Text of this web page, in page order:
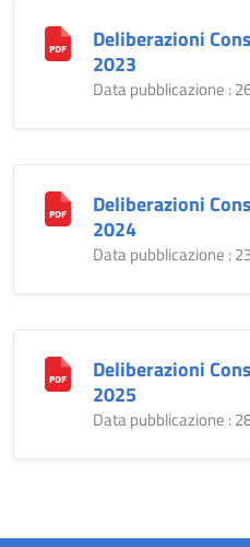
Deliberazioni
2023
Data pubblicazione :
Deliberazioni
2024
Data pubblicazione :
Deliberazioni
2025
Data pubblicazione :